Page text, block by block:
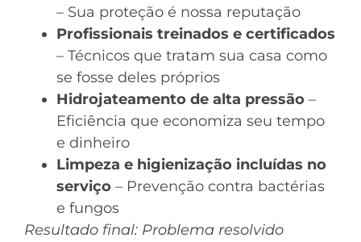
– Sua proteção é nossa reputação
Profissionais treinados e certificados
– Técnicos que tratam sua casa como
se fosse deles próprios
Hidrojateamento de alta pressão –
Eficiência que economiza seu tempo
e dinheiro
Limpeza e higienização incluídas no
serviço – Prevenção contra bactérias
e fungos
Resultado final: Problema resolvido